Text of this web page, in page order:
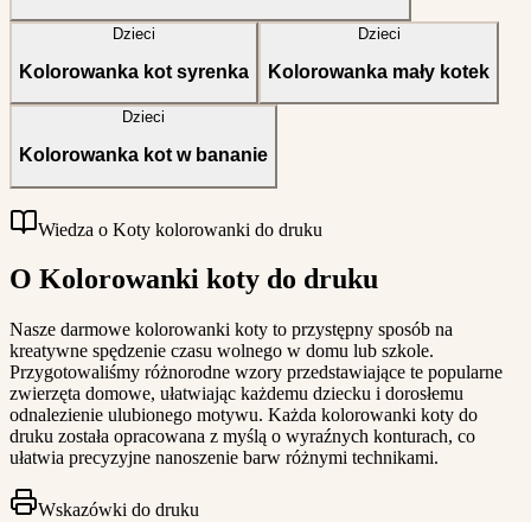
Dzieci
Kolorowanka kot syrenka
Dzieci
Kolorowanka mały kotek
Dzieci
Kolorowanka kot w bananie
Wiedza o Koty kolorowanki do druku
O Kolorowanki koty do druku
Nasze darmowe kolorowanki koty to przystępny sposób na
kreatywne spędzenie czasu wolnego w domu lub szkole.
Przygotowaliśmy różnorodne wzory przedstawiające te popularne
zwierzęta domowe, ułatwiając każdemu dziecku i dorosłemu
odnalezienie ulubionego motywu. Każda kolorowanki koty do
druku została opracowana z myślą o wyraźnych konturach, co
ułatwia precyzyjne nanoszenie barw różnymi technikami.
Wskazówki do druku